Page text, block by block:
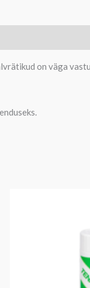
on väga